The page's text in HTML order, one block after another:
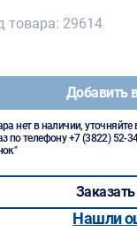
товара: 29614
Добавить
нет в наличии,
по телефону+7 (3822) 52-
Нашли